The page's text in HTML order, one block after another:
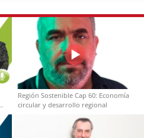
Región Sostenible Cap 60: Economía
circular y desarrollo regional